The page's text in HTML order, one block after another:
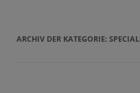
ARCHIV DER KATEGORIE: